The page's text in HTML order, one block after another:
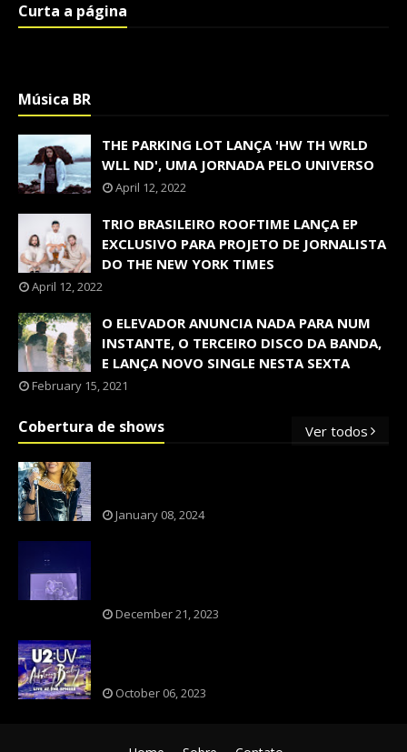
Curta a página
Música BR
THE PARKING LOT LANÇA 'HW TH WRLD
WLL ND', UMA JORNADA PELO UNIVERSO
April 12, 2022
TRIO BRASILEIRO ROOFTIME LANÇA EP
EXCLUSIVO PARA PROJETO DE JORNALISTA
DO THE NEW YORK TIMES
April 12, 2022
O ELEVADOR ANUNCIA NADA PARA NUM
INSTANTE, O TERCEIRO DISCO DA BANDA,
E LANÇA NOVO SINGLE NESTA SEXTA
February 15, 2021
Cobertura de shows Ver todos
January 08, 2024
December 21, 2023
October 06, 2023